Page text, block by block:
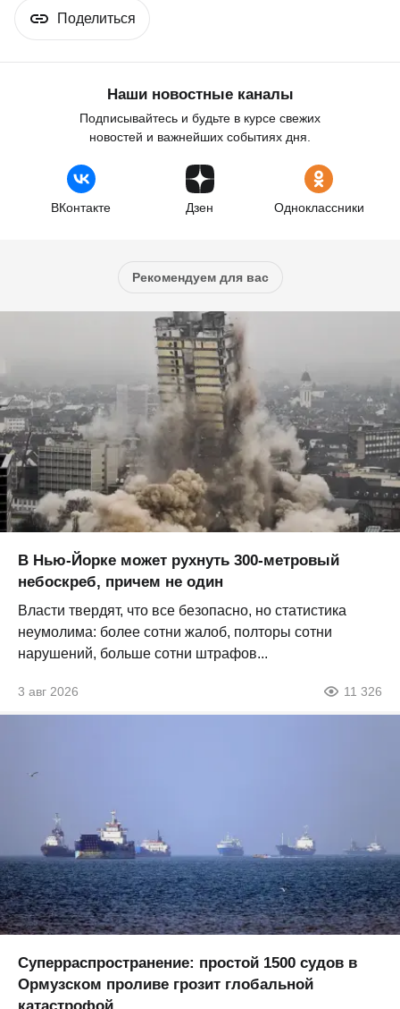
Поделиться
Наши новостные каналы
Подписывайтесь и будьте в курсе свежих
новостей и важнейших событиях дня.
ВКонтакте Дзен Одноклассники
Рекомендуем для вас
В Нью-Йорке может рухнуть 300-метровый
небоскреб, причем не один
Власти твердят, что все безопасно, но статистика
неумолима: более сотни жалоб, полторы сотни
нарушений, больше сотни штрафов...
3 авг 2026 11 326
Суперраспространение: простой 1500 судов в
Ормузском проливе грозит глобальной